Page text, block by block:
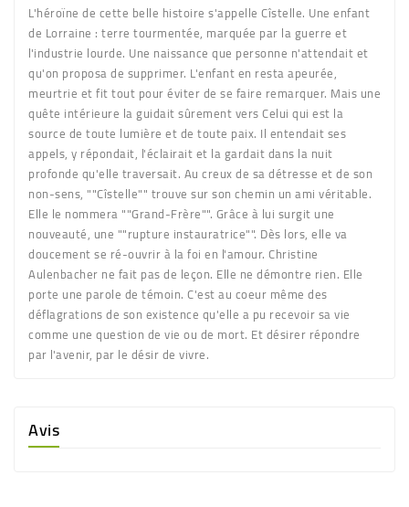
L'héroïne de cette belle histoire s'appelle Cîstelle. Une enfant
de Lorraine : terre tourmentée, marquée par la guerre et
l'industrie lourde. Une naissance que personne n'attendait et
qu'on proposa de supprimer. L'enfant en resta apeurée,
meurtrie et fit tout pour éviter de se faire remarquer. Mais une
quête intérieure la guidait sûrement vers Celui qui est la
source de toute lumière et de toute paix. Il entendait ses
appels, y répondait, l'éclairait et la gardait dans la nuit
profonde qu'elle traversait. Au creux de sa détresse et de son
non-sens, ""Cîstelle"" trouve sur son chemin un ami véritable.
Elle le nommera ""Grand-Frère"". Grâce à lui surgit une
nouveauté, une ""rupture instauratrice"". Dès lors, elle va
doucement se ré-ouvrir à la foi en l'amour. Christine
Aulenbacher ne fait pas de leçon. Elle ne démontre rien. Elle
porte une parole de témoin. C'est au coeur même des
déflagrations de son existence qu'elle a pu recevoir sa vie
comme une question de vie ou de mort. Et désirer répondre
par l'avenir, par le désir de vivre.
Avis